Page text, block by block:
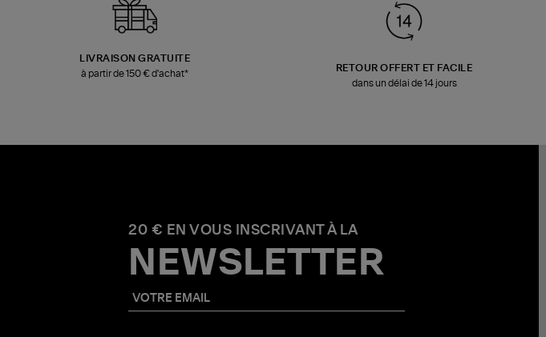
LIVRAISON GRATUITE
à partir de 150 € d'achat*
RETOUR OFFERT ET FACILE
dans un délai de 14 jours
20 € EN VOUS INSCRIVANT À LA
NEWSLETTER